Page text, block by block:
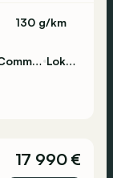
130 g/km
Van Mossel Lokeren - Volkswagen & Commercial Vehicles Lokeren
17 990 €